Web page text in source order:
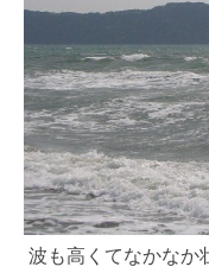
波も高くてなかなか